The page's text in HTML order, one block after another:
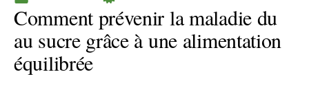
Comment prévenir la maladie du
au sucre grâce à une alimentation
équilibrée